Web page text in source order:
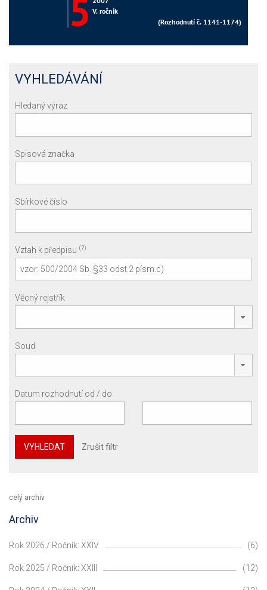
VYHLEDÁVÁNÍ
Hledaný výraz
Spisová značka
Sbírkové číslo
Vztah k předpisu (?)
Věcný rejstřík
Soud
Datum rozhodnutí od / do
VYHLEDAT Zrušit filtr
celý archiv
Archiv
Rok 2026 / Ročník: XXIV (6)
Rok 2025 / Ročník: XXIII (12)